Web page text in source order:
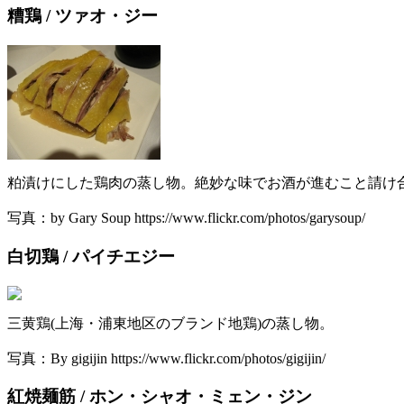
糟鶏 / ツァオ・ジー
粕漬けにした鶏肉の蒸し物。絶妙な味でお酒が進むこと請け
写真：by Gary Soup https://www.flickr.com/photos/garysoup/
白切鶏 / パイチエジー
三黄鶏(上海・浦東地区のブランド地鶏)の蒸し物。
写真：By gigijin https://www.flickr.com/photos/gigijin/
紅焼麺筋 / ホン・シャオ・ミェン・ジン